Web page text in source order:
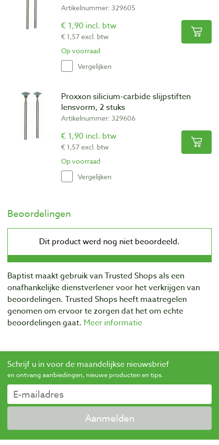
Artikelnummer: 329605
€ 1,90 incl. btw
€ 1,57 excl. btw
Op voorraad
Vergelijken
Proxxon silicium-carbide slijpstiften
lensvorm, 2 stuks
Artikelnummer: 329606
€ 1,90 incl. btw
€ 1,57 excl. btw
Op voorraad
Vergelijken
Beoordelingen
Baptist maakt gebruik van Trusted Shops als een
onafhankelijke dienstverlener voor het verkrijgen van
beoordelingen. Trusted Shops heeft maatregelen
genomen om ervoor te zorgen dat het om echte
beoordelingen gaat. Meer informatie
Schrijf u in voor de maandelijkse nieuwsbrief
en ontvang aanbiedingen, nieuwe producten en tips.
Aanmelden